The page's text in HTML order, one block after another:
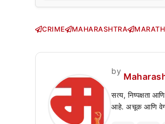
CRIME MAHARASHTRA
by
सत्य, निष्पक्षता
आहे. अचूक आणि